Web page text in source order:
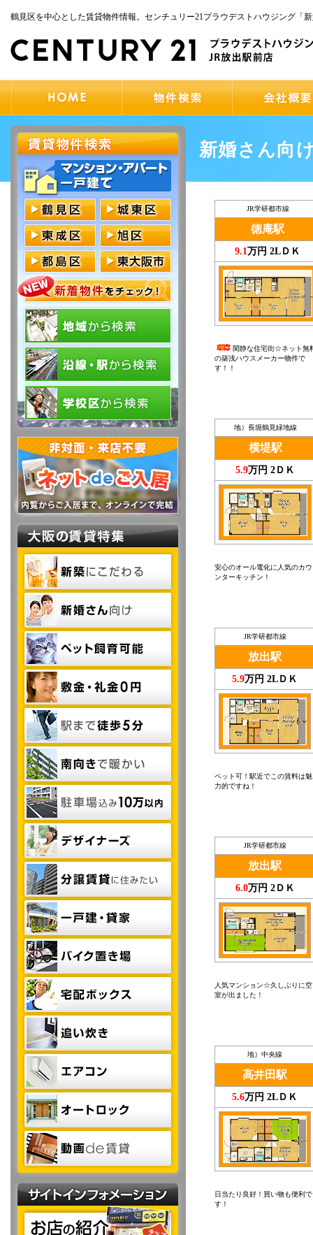
鶴見区を中心とした賃貸物件情報。センチュリー21プラウデストハウジング「
新婚さん向
JR学研都市線
徳庵駅
9.1万円 2LＤＫ
閑静な住宅街☆ネット無
の築浅ハウスメーカー物件で
す！！
地）長堀鶴見緑地線
横堤駅
5.9万円 2ＤＫ
安心のオール電化に人気のカウ
ンターキッチン！
JR学研都市線
放出駅
5.9万円 2LＤＫ
ペット可！駅近でこの賃料は魅
力的ですね！
JR学研都市線
放出駅
6.0万円 2ＤＫ
人気マンション☆久しぶりに空
室が出ました！
地）中央線
高井田駅
5.6万円 2LＤＫ
日当たり良好！買い物も便利で
す！